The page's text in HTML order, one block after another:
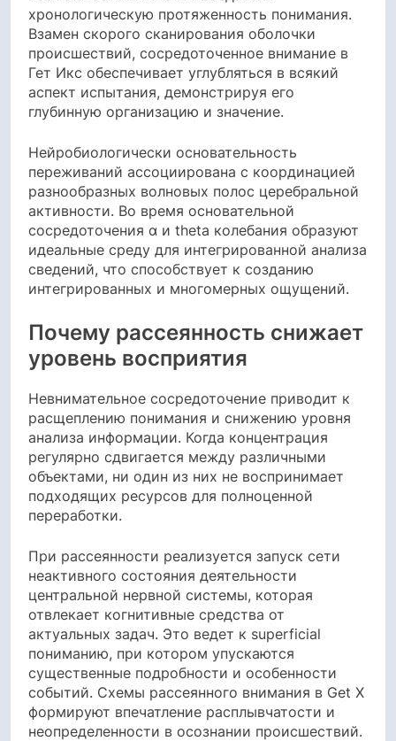
хронологическую протяженность понимания.
Взамен скорого сканирования оболочки
происшествий, сосредоточенное внимание в
Гет Икс обеспечивает углубляться в всякий
аспект испытания, демонстрируя его
глубинную организацию и значение.
Нейробиологически основательность
переживаний ассоциирована с координацией
разнообразных волновых полос церебральной
активности. Во время основательной
сосредоточения α и theta колебания образуют
идеальные среду для интегрированной анализа
сведений, что способствует к созданию
интегрированных и многомерных ощущений.
Почему рассеянность снижает
уровень восприятия
Невнимательное сосредоточение приводит к
расщеплению понимания и снижению уровня
анализа информации. Когда концентрация
регулярно сдвигается между различными
объектами, ни один из них не воспринимает
подходящих ресурсов для полноценной
переработки.
При рассеянности реализуется запуск сети
неактивного состояния деятельности
центральной нервной системы, которая
отвлекает когнитивные средства от
актуальных задач. Это ведет к superficial
пониманию, при котором упускаются
существенные подробности и особенности
событий. Схемы рассеянного внимания в Get X
формируют впечатление расплывчатости и
неопределенности в осознании происшествий.